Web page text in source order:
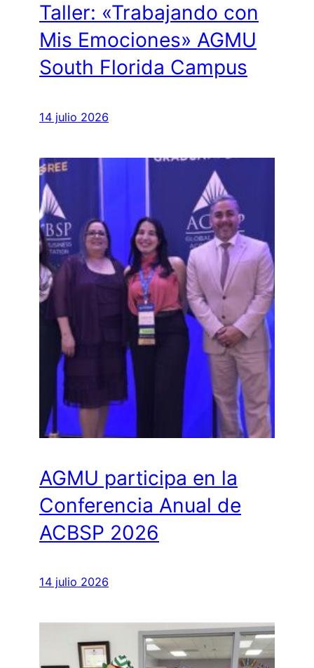
Taller: «Trabajando con
Mis Emociones» AGMU
South Florida Campus
14 julio 2026
AGMU participa en la
Conferencia Anual de
ACBSP 2026
14 julio 2026